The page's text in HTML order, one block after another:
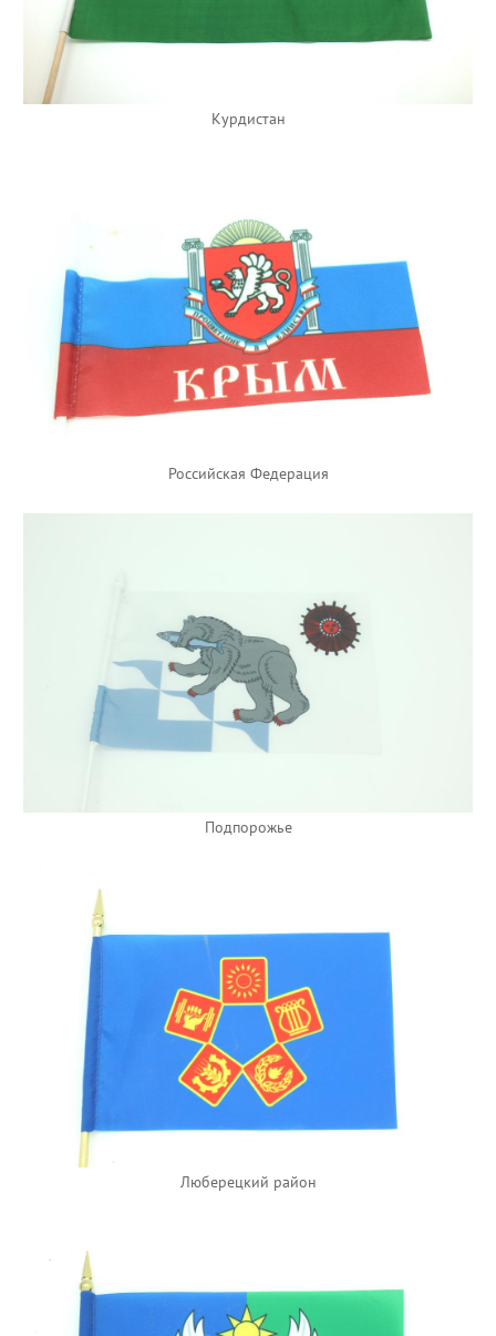
Курдистан
Российская Федерация
Подпорожье
Люберецкий район